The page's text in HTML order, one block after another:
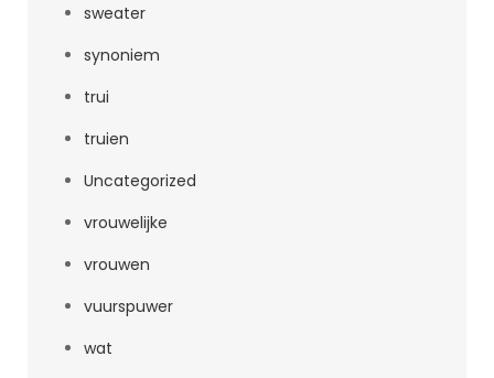
sweater
synoniem
trui
truien
Uncategorized
vrouwelijke
vrouwen
vuurspuwer
wat